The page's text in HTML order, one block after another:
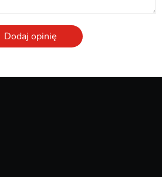
Dodaj opinię